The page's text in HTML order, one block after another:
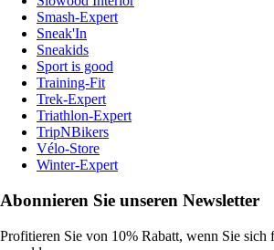
Smash-Expert
Sneak'In
Sneakids
Sport is good
Training-Fit
Trek-Expert
Triathlon-Expert
TripNBikers
Vélo-Store
Winter-Expert
Abonnieren Sie unseren Newsletter
Profitieren Sie von 10% Rabatt, wenn Sie sich